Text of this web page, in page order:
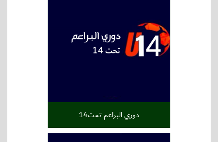
دوري البراعم تحت14